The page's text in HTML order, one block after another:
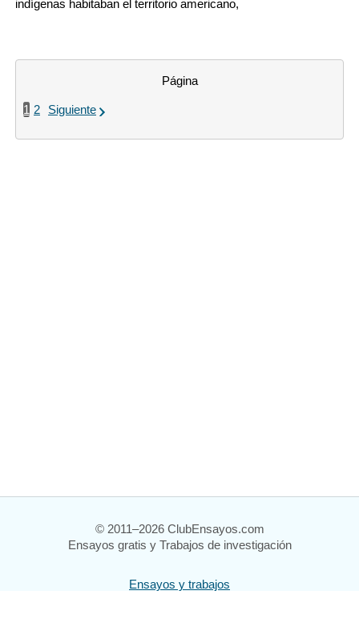
indígenas habitaban el territorio americano,
Página
1 2 Siguiente
© 2011–2026 ClubEnsayos.com
Ensayos gratis y Trabajos de investigación
Ensayos y trabajos